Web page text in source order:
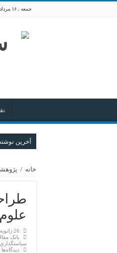
جمعه , ۱۶ مرداد ۱۴۰۵
آخرین
خانه /
26 ژانویه, 2020
بانک
دیدگاه‌ها